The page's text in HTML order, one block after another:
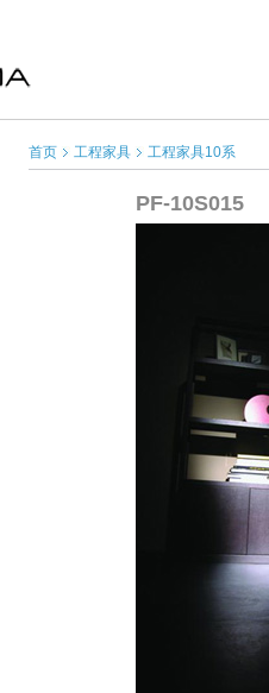
首页 工程家具 工程家具10系
PF-10S015